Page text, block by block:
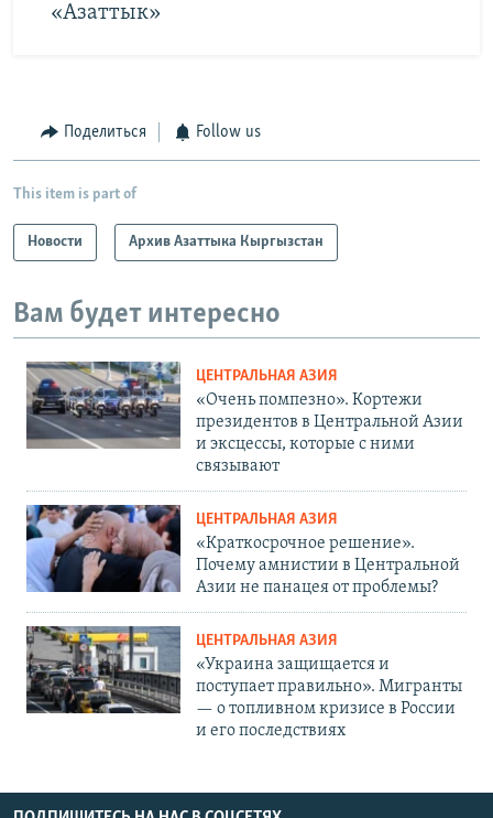
«Азаттык»
Поделиться Follow us
This item is part of
Новости Архив Азаттыка Кыргызстан
Вам будет интересно
ЦЕНТРАЛЬНАЯ АЗИЯ
«Очень помпезно». Кортежи
президентов в Центральной Азии
и эксцессы, которые с ними
связывают
ЦЕНТРАЛЬНАЯ АЗИЯ
«Краткосрочное решение».
Почему амнистии в Центральной
Азии не панацея от проблемы?
ЦЕНТРАЛЬНАЯ АЗИЯ
«Украина защищается и
поступает правильно». Мигранты
— о топливном кризисе в России
и его последствиях